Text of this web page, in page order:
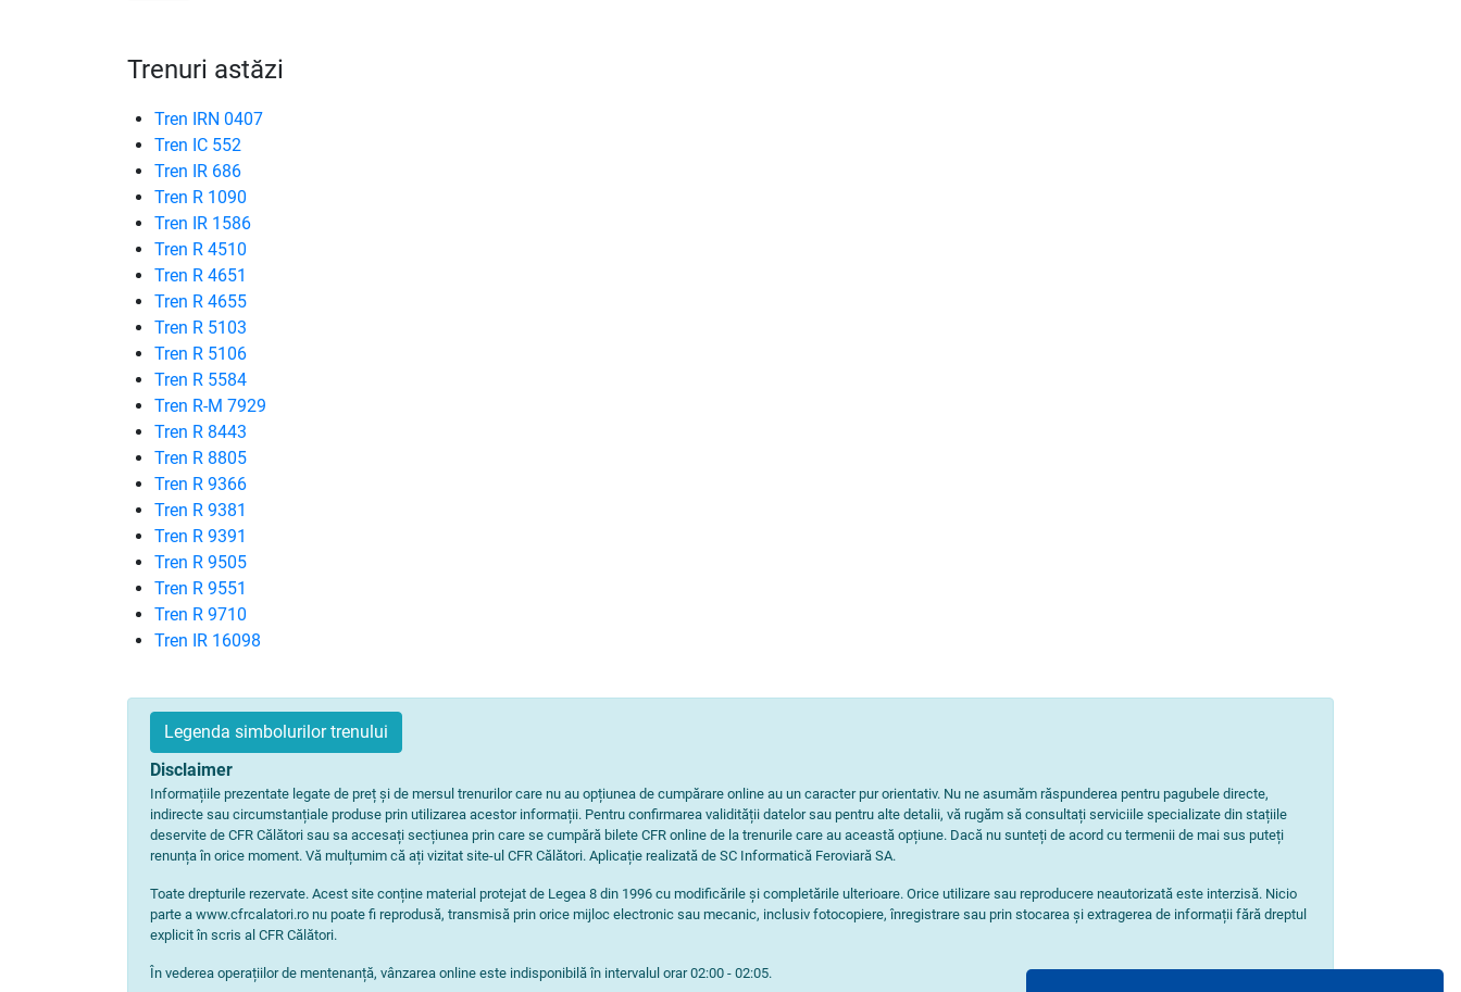
Trenuri astăzi
Tren IRN 0407
Tren IC 552
Tren IR 686
Tren R 1090
Tren IR 1586
Tren R 4510
Tren R 4651
Tren R 4655
Tren R 5103
Tren R 5106
Tren R 5584
Tren R-M 7929
Tren R 8443
Tren R 8805
Tren R 9366
Tren R 9381
Tren R 9391
Tren R 9505
Tren R 9551
Tren R 9710
Tren IR 16098
Legenda simbolurilor trenului
Disclaimer
Informațiile prezentate legate de preț și de mersul trenurilor care nu au opțiunea de cumpărare online au un caracter pur orientativ. Nu ne asumăm răspunderea pentru pagubele directe,
indirecte sau circumstanțiale produse prin utilizarea acestor informații. Pentru confirmarea validității datelor sau pentru alte detalii, vă rugăm să consultați serviciile specializate din stațiile
deservite de CFR Călători sau sa accesați secțiunea prin care se cumpără bilete CFR online de la trenurile care au această opțiune. Dacă nu sunteți de acord cu termenii de mai sus puteți
renunța în orice moment. Vă mulțumim că ați vizitat site-ul CFR Călători. Aplicație realizată de SC Informatică Feroviară SA.
Toate drepturile rezervate. Acest site conține material protejat de Legea 8 din 1996 cu modificările și completările ulterioare. Orice utilizare sau reproducere neautorizată este interzisă. Nicio
parte a www.cfrcalatori.ro nu poate fi reprodusă, transmisă prin orice mijloc electronic sau mecanic, inclusiv fotocopiere, înregistrare sau prin stocarea și extragerea de informații fără dreptul
explicit în scris al CFR Călători.
În vederea operațiilor de mentenanță, vânzarea online este indisponibilă în intervalul orar 02:00 - 02:05.